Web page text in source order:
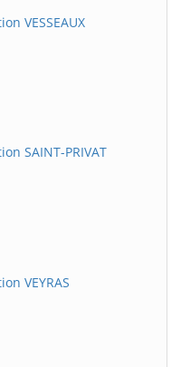
VESSEAUX
SAINT-PRIVAT
VEYRAS